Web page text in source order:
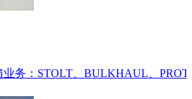
务：STOLT、BULKHAUL、